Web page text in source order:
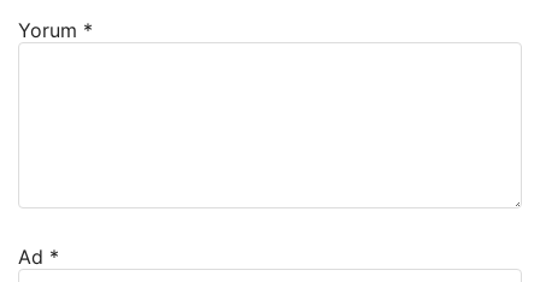
Yorum *
Ad *